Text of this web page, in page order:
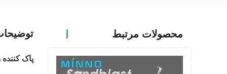
محصولات مرتبط
پاک